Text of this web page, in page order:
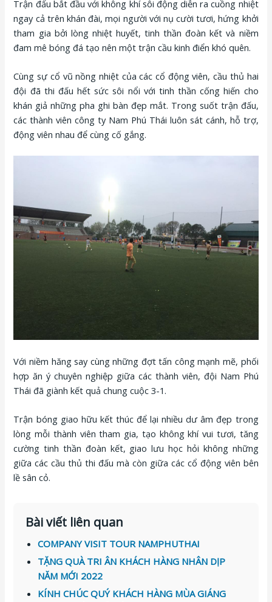
Trận đấu bắt đầu với không khí sôi động diễn ra cuồng nhiệt
ngay cả trên khán đài, mọi người với nụ cười tươi, hứng khởi
tham gia bởi lòng nhiệt huyết, tinh thần đoàn kết và niềm
đam mê bóng đá tạo nên một trận cầu kinh điển khó quên.
Cùng sự cổ vũ nồng nhiệt của các cổ động viên, cầu thủ hai
đội đã thi đấu hết sức sôi nổi với tinh thần cống hiến cho
khán giả những pha ghi bàn đẹp mắt. Trong suốt trận đấu,
các thành viên công ty Nam Phú Thái luôn sát cánh, hỗ trợ,
động viên nhau để cùng cố gắng.
Với niềm hăng say cùng những đợt tấn công mạnh mẽ, phối
hợp ăn ý chuyên nghiệp giữa các thành viên, đội Nam Phú
Thái đã giành kết quả chung cuộc 3-1.
Trận bóng giao hữu kết thúc để lại nhiều dư âm đẹp trong
lòng mỗi thành viên tham gia, tạo không khí vui tươi, tăng
cường tinh thần đoàn kết, giao lưu học hỏi không những
giữa các cầu thủ thi đấu mà còn giữa các cổ động viên bên
lề sân cỏ.
Bài viết liên quan
COMPANY VISIT TOUR NAMPHUTHAI
TẶNG QUÀ TRI ÂN KHÁCH HÀNG NHÂN DỊP
NĂM MỚI 2022
KÍNH CHÚC QUÝ KHÁCH HÀNG MÙA GIÁNG